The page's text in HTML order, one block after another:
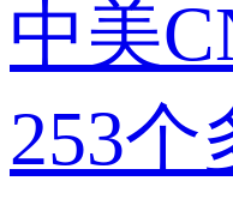
中美
253个